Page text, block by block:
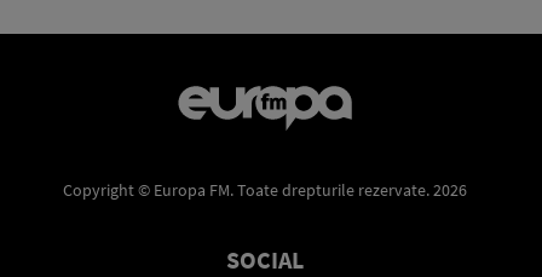
Copyright © Europa FM. Toate drepturile rezervate. 2026
SOCIAL